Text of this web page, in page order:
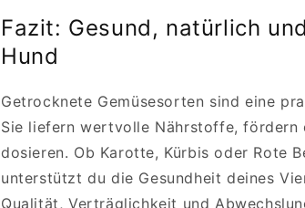
Fazit: Gesund, natürlich
Hund
Getrocknete Gemüsesorten sind eine
Sie liefern wertvolle Nährstoffe, fördern
dosieren. Ob Karotte, Kürbis oder Rote
unterstützt du die Gesundheit deines
Qualität, Verträglichkeit und